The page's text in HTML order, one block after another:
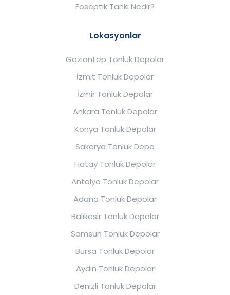
Foseptik Tankı Nedir?
Lokasyonlar
Gaziantep Tonluk Depolar
İzmit Tonluk Depolar
İzmir Tonluk Depolar
Ankara Tonluk Depolar
Konya Tonluk Depolar
Sakarya Tonluk Depo
Hatay Tonluk Depolar
Antalya Tonluk Depolar
Adana Tonluk Depolar
Balıkesir Tonluk Depolar
Samsun Tonluk Depolar
Bursa Tonluk Depolar
Aydın Tonluk Depolar
Denizli Tonluk Depolar